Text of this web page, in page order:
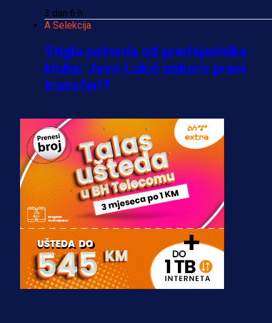
3 dan 6 h
A Selekcija
Stigla potvrda od predsjednika
kluba: Jovo Lukić uskoro pravi
transfer!?
A Selekcija
Zmajevi dobili veliko pojačanje:
Fudbaler Olympiacosa želi obući
dres BiH!
3 sedmica 3 dan
Premijer liga BiH
Misimović priveden: SIPA ga tereti
za pranje novca, pretresaju
prostorije FK Borac!